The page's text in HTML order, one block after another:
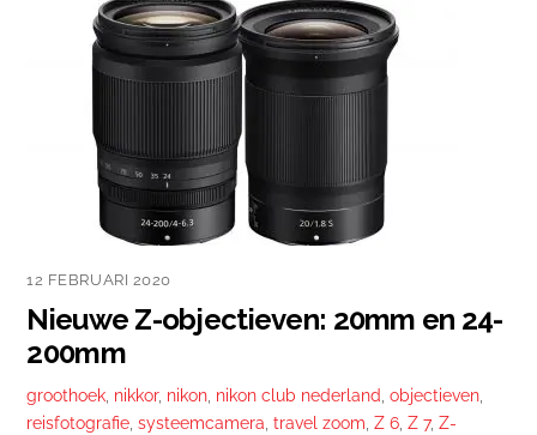
12 FEBRUARI 2020
Nieuwe Z-objectieven: 20mm en 24-
200mm
groothoek nikkor, nikon nikon club nederland ,objectieven
reisfotografie ,systeemcamera ,travel zoom ,Z 6 ,Z 7,Z-